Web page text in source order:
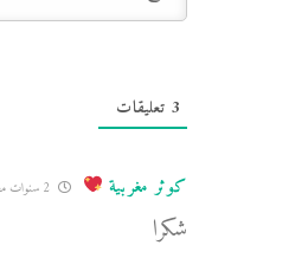
3 تعليقات
كوثر مغربية
شكرا